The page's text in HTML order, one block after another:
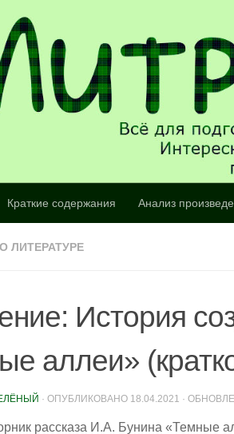
Краткие содержания Анализ
ЛИТЕРАТУРЕ
История
аллеи»
· ОПУБЛИКОВАНО 18.04.2021 ·
рассказа И.А. Бунина «Темные